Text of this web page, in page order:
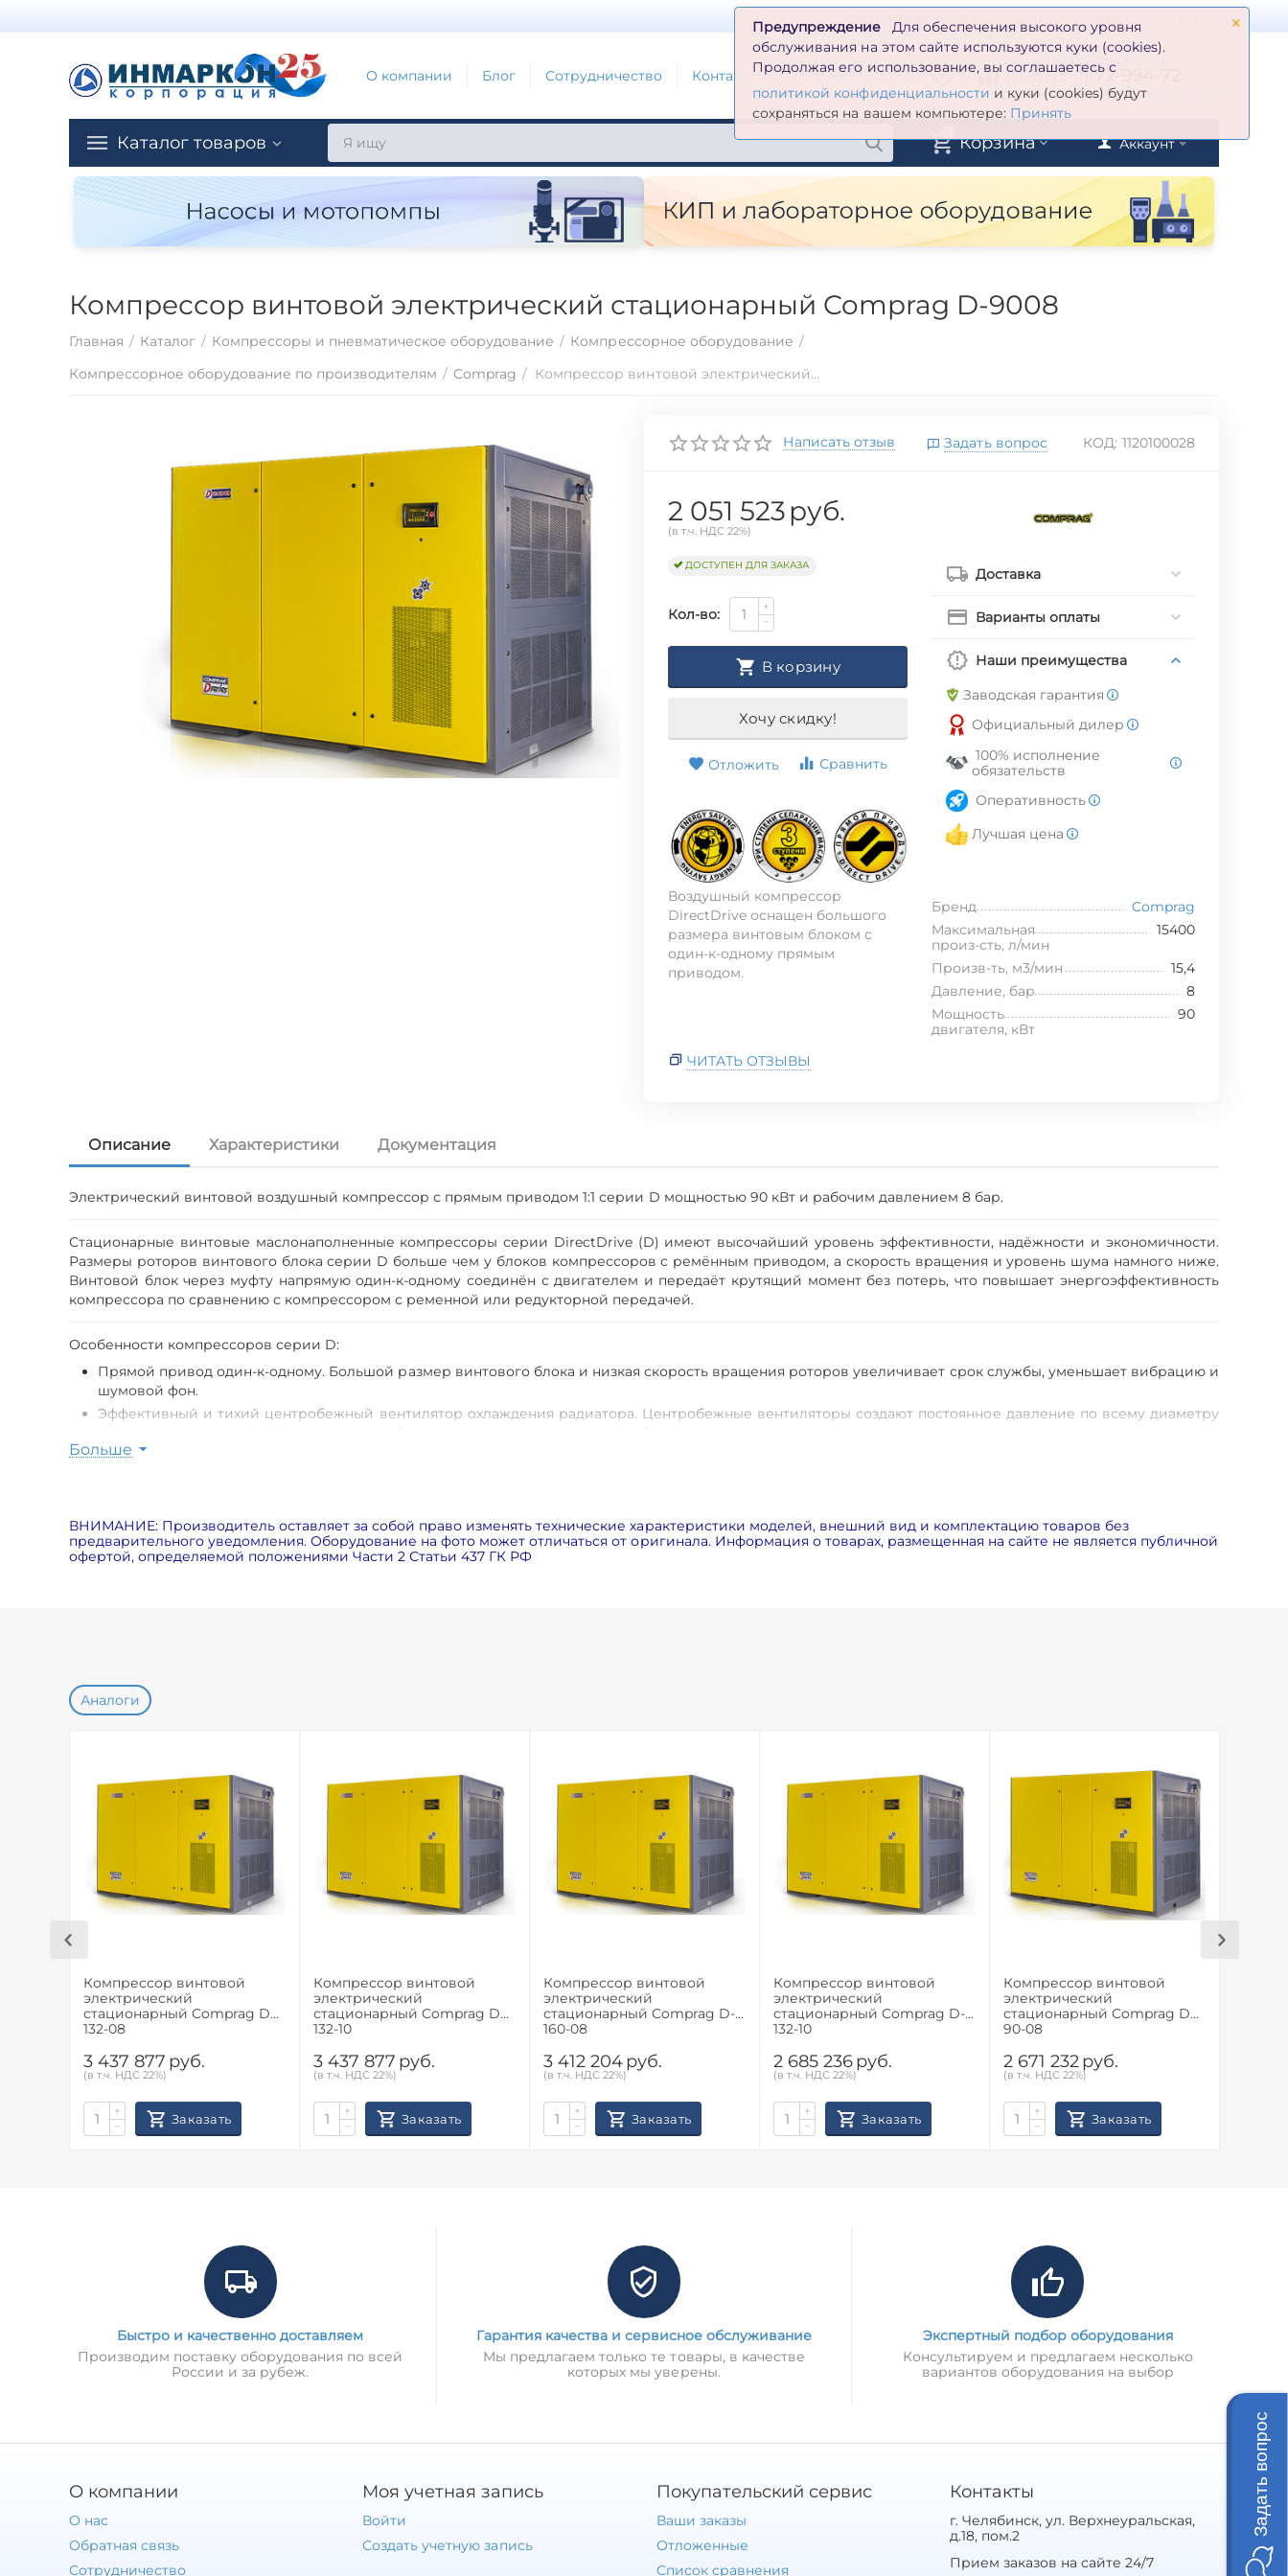
×
Предупреждение
Для обеспечения высокого уровня
обслуживания на этом сайте используются куки (cookies).
Продолжая его использование, вы соглашаетесь с
политикой конфиденциальности и куки (cookies) будут
сохраняться на вашем компьютере: Принять
О компании Блог Сотрудничество Контакты Глоссарий
zakaz@inmarkon.ru
+7(351)72-994-72
Заказать обратный звонок
Каталог товаров Аккаунт
Корзина
Компрессор винтовой электрический стационарный Comprag D-9008
Главная / Каталог / Компрессоры и пневматическое оборудование / Компрессорное оборудование /
Компрессорное оборудование по производителям / Comprag / Компрессор винтовой электрический стационарный Comprag D-9008
Написать отзыв Задать вопрос КОД: 1120100028
2 051 523руб.
(в т.ч. НДС 22%)
ДОСТУПЕН ДЛЯ ЗАКАЗА
Кол-во:
+
−
В корзину
Хочу скидку!
Отложить Сравнить
Воздушный компрессор
DirectDrive оснащен большого
размера винтовым блоком с
один-к-одному прямым
приводом.
Доставка
Варианты оплаты
Наши преимущества
Заводская гарантия
Официальный дилер
100% исполнение
обязательств
Оперативность
Лучшая цена
Бренд
Comprag
Максимальная
произ-сть, л/мин
15400
Произв-ть, м3/мин
15,4
Давление, бар
8
Мощность
двигателя, кВт
90
ЧИТАТЬ ОТЗЫВЫ
Описание Характеристики Документация
Электрический винтовой воздушный компрессор с прямым приводом 1:1 серии D мощностью 90 кВт и рабочим давлением 8 бар.
Стационарные винтовые маслонаполненные компрессоры серии DirectDrive (D) имеют высочайший уровень эффективности, надёжности и экономичности.
Размеры роторов винтового блока серии D больше чем у блоков компрессоров с ремённым приводом, а скорость вращения и уровень шума намного ниже.
Винтовой блок через муфту напрямую один-к-одному соединён с двигателем и передаёт крутящий момент без потерь, что повышает энергоэффективность
компрессора по сравнению с компрессором с ременной или редукторной передачей.
Особенности компрессоров серии D:
Прямой привод один-к-одному. Большой размер винтового блока и низкая скорость вращения роторов увеличивает срок службы, уменьшает вибрацию и
шумовой фон.
Эффективный и тихий центробежный вентилятор охлаждения радиатора. Центробежные вентиляторы создают постоянное давление по всему диаметру
Компоненты компрессора соединены металлической трубной разводкой или гибкими металлическими рукавами. Данный метод сборки более надёжный
Облегченный доступ ко всем основным узлам компрессора для проведения технического обслуживания.
Больше
ВНИМАНИЕ: Производитель оставляет за собой право изменять технические характеристики моделей, внешний вид и комплектацию товаров без
предварительного уведомления. Оборудование на фото может отличаться от оригинала. Информация о товарах, размещенная на сайте не является публичной
офертой, определяемой положениями Части 2 Статьи 437 ГК РФ
Аналоги
Компрессор винтовой
электрический
стационарный Comprag DV-
132-08
3 437 877 руб.
(в т.ч. НДС 22%)
+
−
Заказать
Компрессор винтовой
электрический
стационарный Comprag DV-
132-10
3 437 877 руб.
(в т.ч. НДС 22%)
+
−
Заказать
Компрессор винтовой
электрический
стационарный Comprag D-
160-08
3 412 204руб.
(в т.ч. НДС 22%)
+
−
Заказать
Компрессор винтовой
электрический
стационарный Comprag D-
132-10
2 685 236руб.
(в т.ч. НДС 22%)
+
−
Заказать
Компрессор винтовой
электрический
стационарный Comprag DV-
90-08
2 671 232руб.
(в т.ч. НДС 22%)
+
−
Заказать
Быстро и качественно доставляем
Производим поставку оборудования по всей
России и за рубеж.
Гарантия качества и сервисное обслуживание
Мы предлагаем только те товары, в качестве
которых мы уверены.
Экспертный подбор оборудования
Консультируем и предлагаем несколько
вариантов оборудования на выбор
О компании
О нас
Обратная связь
Сотрудничество
Моя учетная запись
Войти
Создать учетную запись
Покупательский сервис
Ваши заказы
Отложенные
Список сравнения
Контакты
г. Челябинск, ул. Верхнеуральская,
д.18, пом.2
Прием заказов на сайте 24/7
Задать вопрос